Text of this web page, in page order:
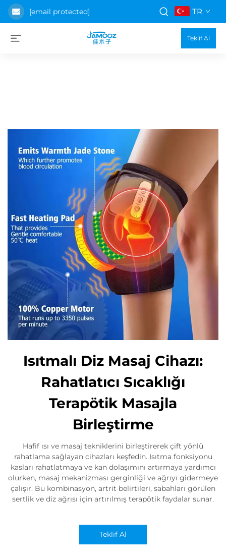
[email protected] TR
Teklif Al
Isıtmalı Diz Masaj Cihazı:
Rahatlatıcı Sıcaklığı
Terapötik Masajla
Birleştirme
Hafif ısı ve masaj tekniklerini birleştirerek çift yönlü
rahatlama sağlayan cihazları keşfedin. Isıtma fonksiyonu
kasları rahatlatmaya ve kan dolaşımını artırmaya yardımcı
olurken, masaj mekanizması gerginliği ve ağrıyı gidermeye
çalışır. Bu kombinasyon, artrit belirtileri, sabahları görülen
sertlik ve diz ağrısı için artırılmış terapötik faydalar sunar.
Teklif Al